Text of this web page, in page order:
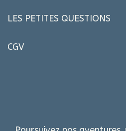
LES PETITES QUESTIONS
CGV